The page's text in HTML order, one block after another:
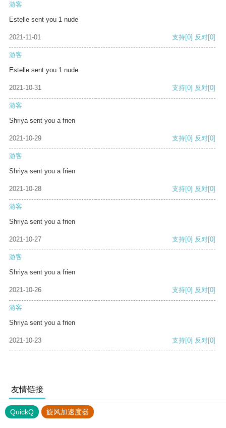
游客
Estelle sent you 1 nude
2021-11-01 支持[0] 反对[0]
游客
Estelle sent you 1 nude
2021-10-31 支持[0] 反对[0]
游客
Shriya sent you a frien
2021-10-29 支持[0] 反对[0]
游客
Shriya sent you a frien
2021-10-28 支持[0] 反对[0]
游客
Shriya sent you a frien
2021-10-27 支持[0] 反对[0]
游客
Shriya sent you a frien
2021-10-26 支持[0] 反对[0]
游客
Shriya sent you a frien
2021-10-23 支持[0] 反对[0]
友情链接
QuickQ 旋风加速度器